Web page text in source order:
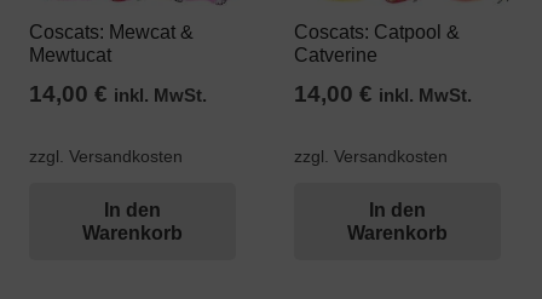
Coscats: Mewcat &
Mewtucat
14,00 € inkl. MwSt.
zzgl. Versandkosten
In den
Warenkorb
Coscats: Catpool &
Catverine
14,00€ inkl. MwSt.
zzgl. Versandkosten
In den
Warenkorb